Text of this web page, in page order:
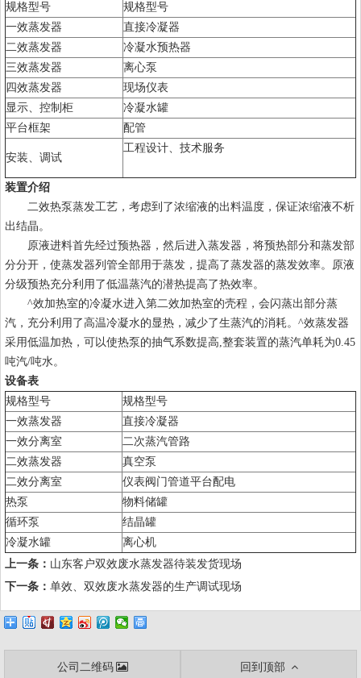
规格型号
规格型号
一效蒸发器
直接冷凝器
二效蒸发器
冷凝水预热器
三效蒸发器
离心泵
四效蒸发器
现场仪表
显示、控制柜
冷凝水罐
平台框架
配管
安装、调试
工程设计、技术服务
装置介绍
二效热泵蒸发工艺，考虑到了浓缩液的出料温度，保证浓缩液不析
出结晶。
原液进料首先经过预热器，然后进入蒸发器，将预热部分和蒸发部
分分开，使蒸发器列管全部用于蒸发，提高了蒸发器的蒸发效率。原液
分级预热充分利用了低温蒸汽的潜热提高了热效率。
^效加热室的冷凝水进入第二效加热室的壳程，会闪蒸出部分蒸
汽，充分利用了高温冷凝水的显热，减少了生蒸汽的消耗。^效蒸发器
采用低温加热，可以使热泵的抽气系数提高,整套装置的蒸汽单耗为0.45
吨汽/吨水。
设备表
规格型号
规格型号
一效蒸发器
直接冷凝器
一效分离室
二次蒸汽管路
二效蒸发器
真空泵
二效分离室
仪表阀门管道平台配电
热泵
物料储罐
循环泵
结晶罐
冷凝水罐
离心机
上一条： 山东客户双效废水蒸发器待装发货现场
下一条： 单效、双效废水蒸发器的生产调试现场
公司二维码 回到顶部